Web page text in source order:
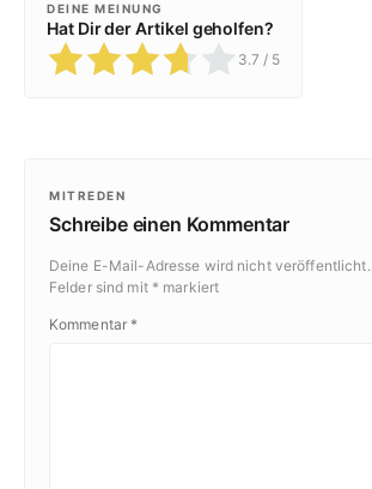
DEINE MEINUNG
Hat Dir der Artikel geholfen?
3.7 / 5
MITREDEN
Schreibe einen Kommentar
Deine E-Mail-Adresse wird nicht veröffentlicht.
Felder sind mit * markiert
Kommentar *